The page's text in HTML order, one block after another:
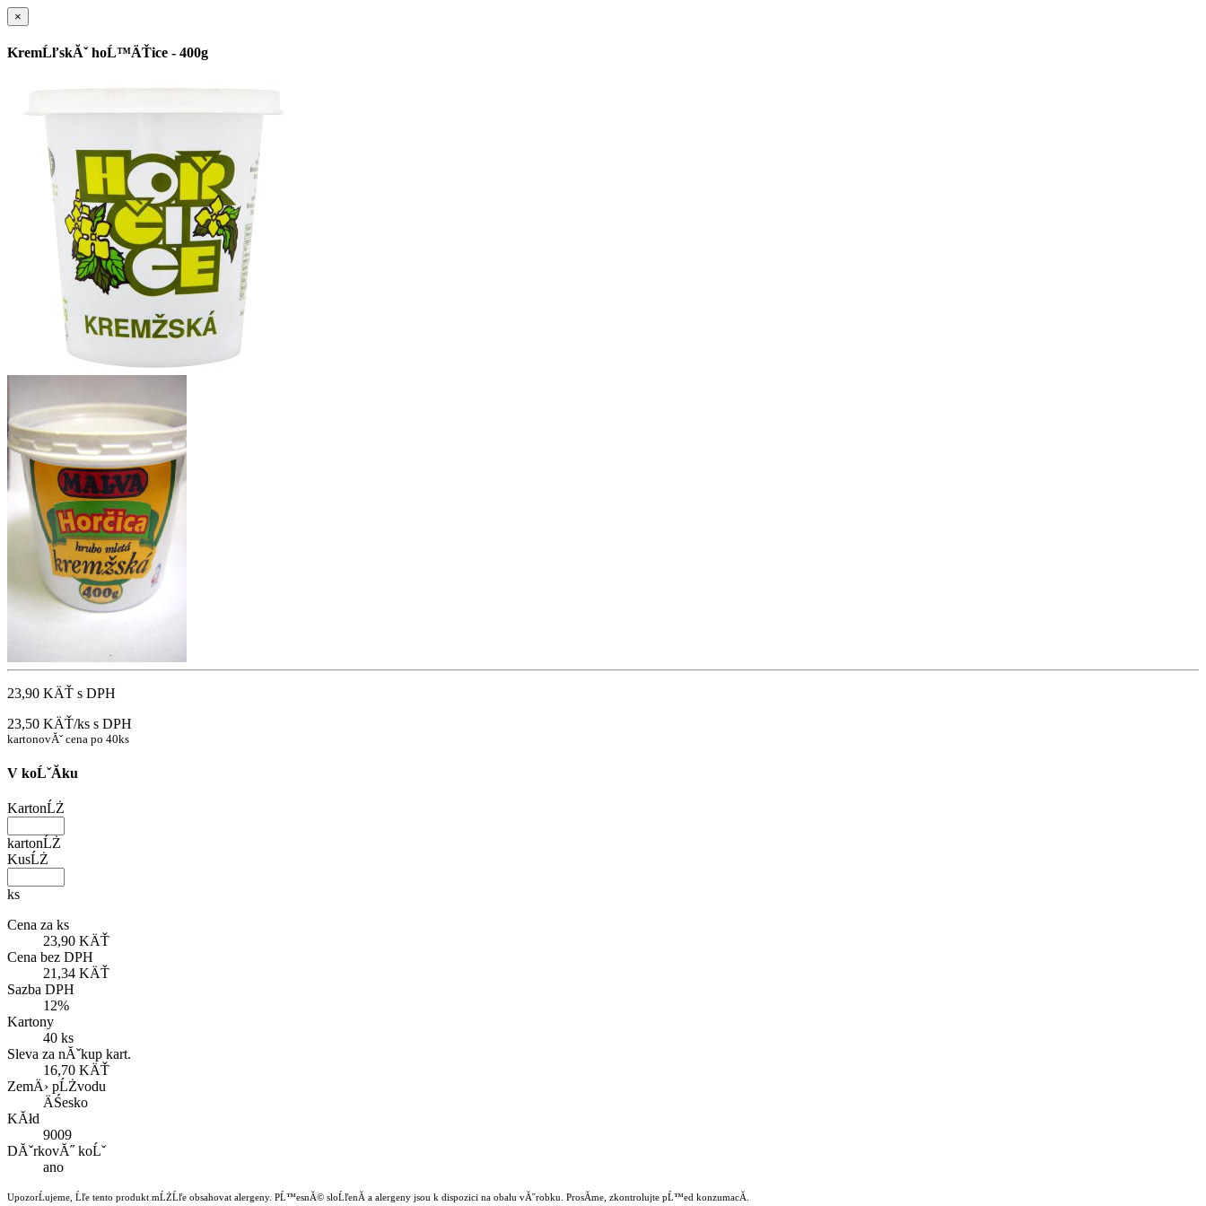
×
KremĹľskĂˇ hoĹ™ÄŤice - 400g
23,90 KÄŤ s DPH
23,50 KÄŤ/ks s DPH
kartonovĂˇ cena po 40ks
V koĹˇĂ­ku
KartonĹŻ
kartonĹŻ
KusĹŻ
ks
Cena za ks
23,90 KÄŤ
Cena bez DPH
21,34 KÄŤ
Sazba DPH
12%
Kartony
40 ks
Sleva za nĂˇkup kart.
16,70 KÄŤ
ZemÄ› pĹŻvodu
ÄŚesko
KĂłd
9009
DĂˇrkovĂ˝ koĹˇ
ano
UpozorĹujeme, Ĺľe tento produkt mĹŻĹľe obsahovat alergeny. PĹ™esnĂ© sloĹľenĂ­ a alergeny jsou k dispozici na obalu vĂ˝robku. ProsĂ­me, zkontrolujte pĹ™ed konzumacĂ­.